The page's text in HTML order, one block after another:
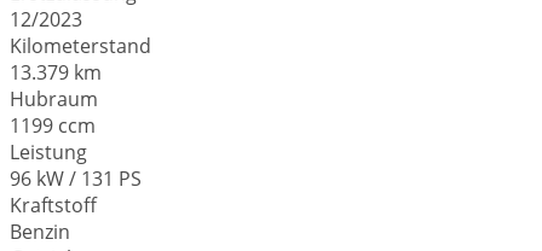
12/2023
Kilometerstand
13.379 km
Hubraum
1199 ccm
Leistung
96 kW / 131 PS
Kraftstoff
Benzin